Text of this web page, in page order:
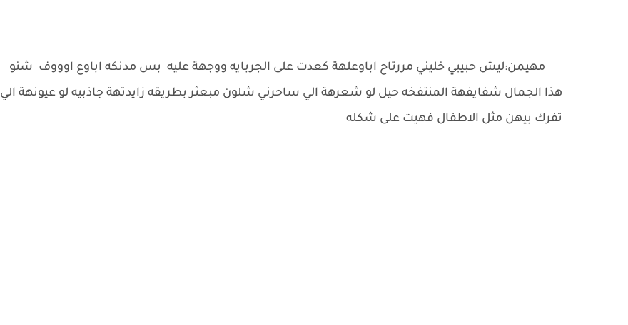
مهيمن:ليش حبيبي خليني مررتاح اباوعلهة كعدت على الجربايه ووجهة عليه بس مدنكه اباوع اوووف شنو
هذا الجمال شفايفهة المنتفخه حيل لو شعرهة الي ساحرني شلون مبعثر بطريقه زايدتهة جاذبيه لو عيونهة الي
تفرك بيهن مثل الاطفال فهيت على شكله